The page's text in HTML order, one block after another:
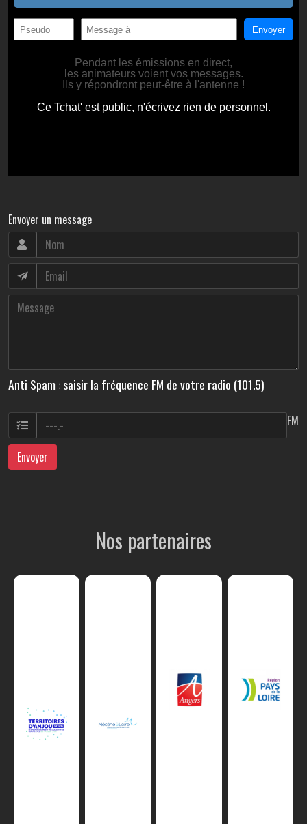
Envoyer un message
Anti Spam : saisir la fréquence FM de votre radio (101.5)
FM
Envoyer
Nos partenaires